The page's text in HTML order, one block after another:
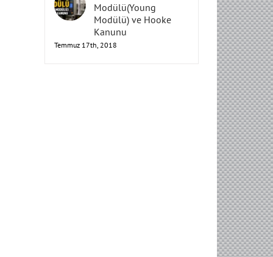
Elastisite
Modülü(Young
Modülü) ve Hooke